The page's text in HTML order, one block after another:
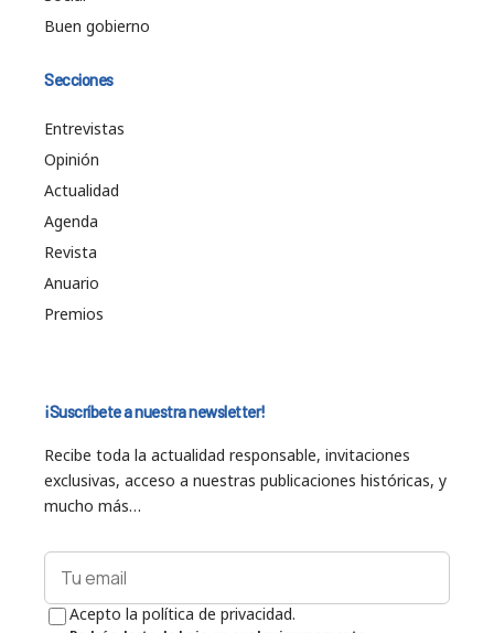
Buen gobierno
Secciones
Entrevistas
Opinión
Actualidad
Agenda
Revista
Anuario
Premios
¡Suscríbete a nuestra newsletter!
Recibe toda la actualidad responsable, invitaciones
exclusivas, acceso a nuestras publicaciones históricas, y
mucho más…
Acepto la política de privacidad.